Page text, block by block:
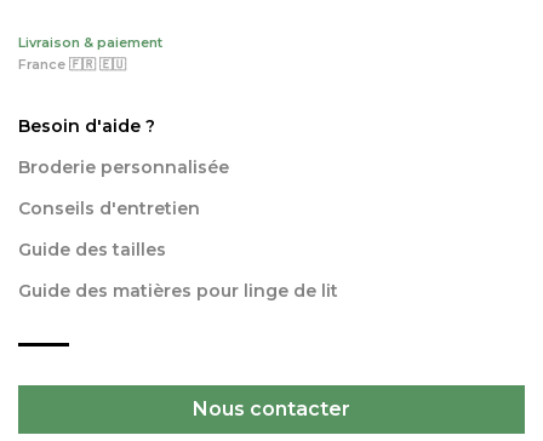
Livraison & paiement
France 🇫🇷 🇪🇺
Besoin d'aide ?
Broderie personnalisée
Conseils d'entretien
Guide des tailles
Guide des matières pour linge de lit
Nous contacter